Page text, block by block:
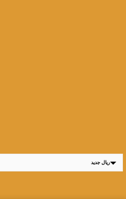
ريال جديد